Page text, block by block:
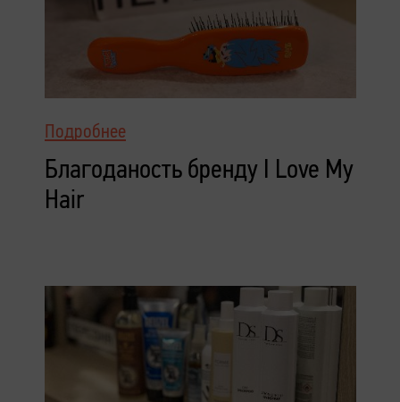
Подробнее
Благоданость бренду I Love My
Hair